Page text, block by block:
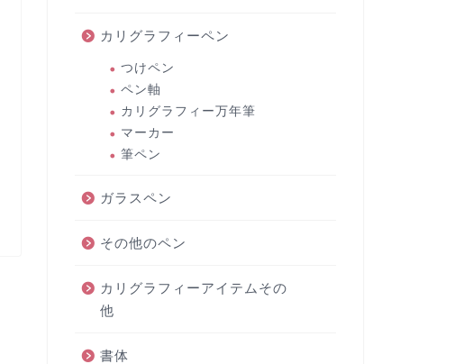
カリグラフィーペン
つけペン
ペン軸
カリグラフィー万年筆
マーカー
筆ペン
ガラスペン
その他のペン
カリグラフィーアイテムその
他
書体